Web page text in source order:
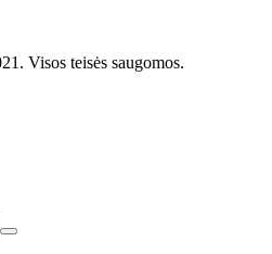
Visos teisės saugomos.